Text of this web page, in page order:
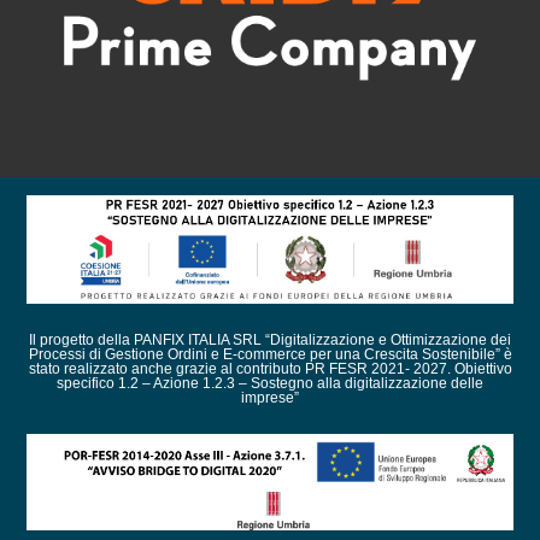
Il progetto della PANFIX ITALIA SRL “Digitalizzazione e Ottimizzazione dei
Processi di Gestione Ordini e E-commerce per una Crescita Sostenibile” è
stato realizzato anche grazie al contributo PR FESR 2021- 2027. Obiettivo
specifico 1.2 – Azione 1.2.3 – Sostegno alla digitalizzazione delle
imprese”